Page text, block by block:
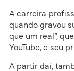
A carreira
quando gravou
que um real”,
YouTube, e seu
A partir daí,